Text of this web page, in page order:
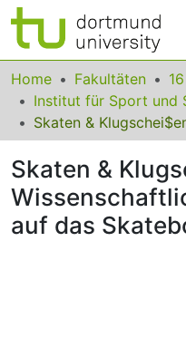
Communities &
All of Eldorado
FAQ
Policy
Home Fakultäten
Skaten &
auf das